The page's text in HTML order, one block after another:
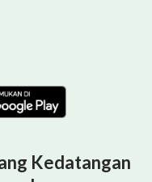
Kedatangan